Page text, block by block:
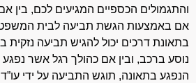
והתגמולים הכספיים המגיעים לכם, בין
אם באמצעות הגשת תביעה לבית
בתאונת דרכים יכול להגיש תביעה נזקית
נוסע ברכב, ובין אם כהולך רגל אשר
הנפגע בתאונה, תוגש התביעה על ידי